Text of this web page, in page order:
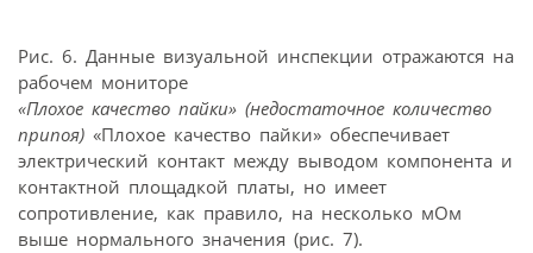
Рис. 6. Данные визуальной инспекции отражаются на
рабочем мониторе
«Плохое качество пайки» (недостаточное количество
припоя) «Плохое качество пайки» обеспечивает
электрический контакт между выводом компонента и
контактной площадкой платы, но имеет
сопротивление, как правило, на несколько мОм
выше нормального значения (рис. 7).